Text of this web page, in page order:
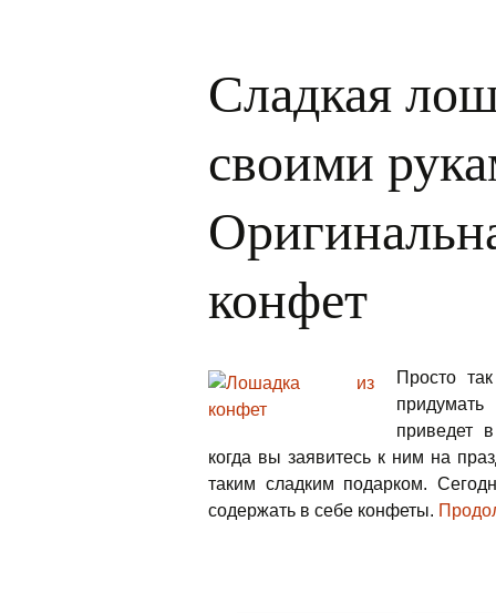
Сладкая
своими
конфет
Просто
приведет
когда вы заявитесь к ним на
таким сладким подарком.
содержать в себе конфеты.